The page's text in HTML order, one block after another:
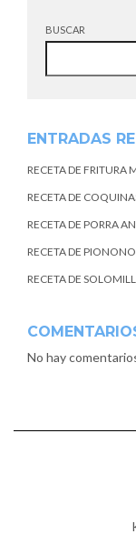
BUSCAR
ENTRADAS
RECETA DE FRITURA
RECETA DE
RECETA DE PORRA
RECETA DE
RECETA DE
No hay